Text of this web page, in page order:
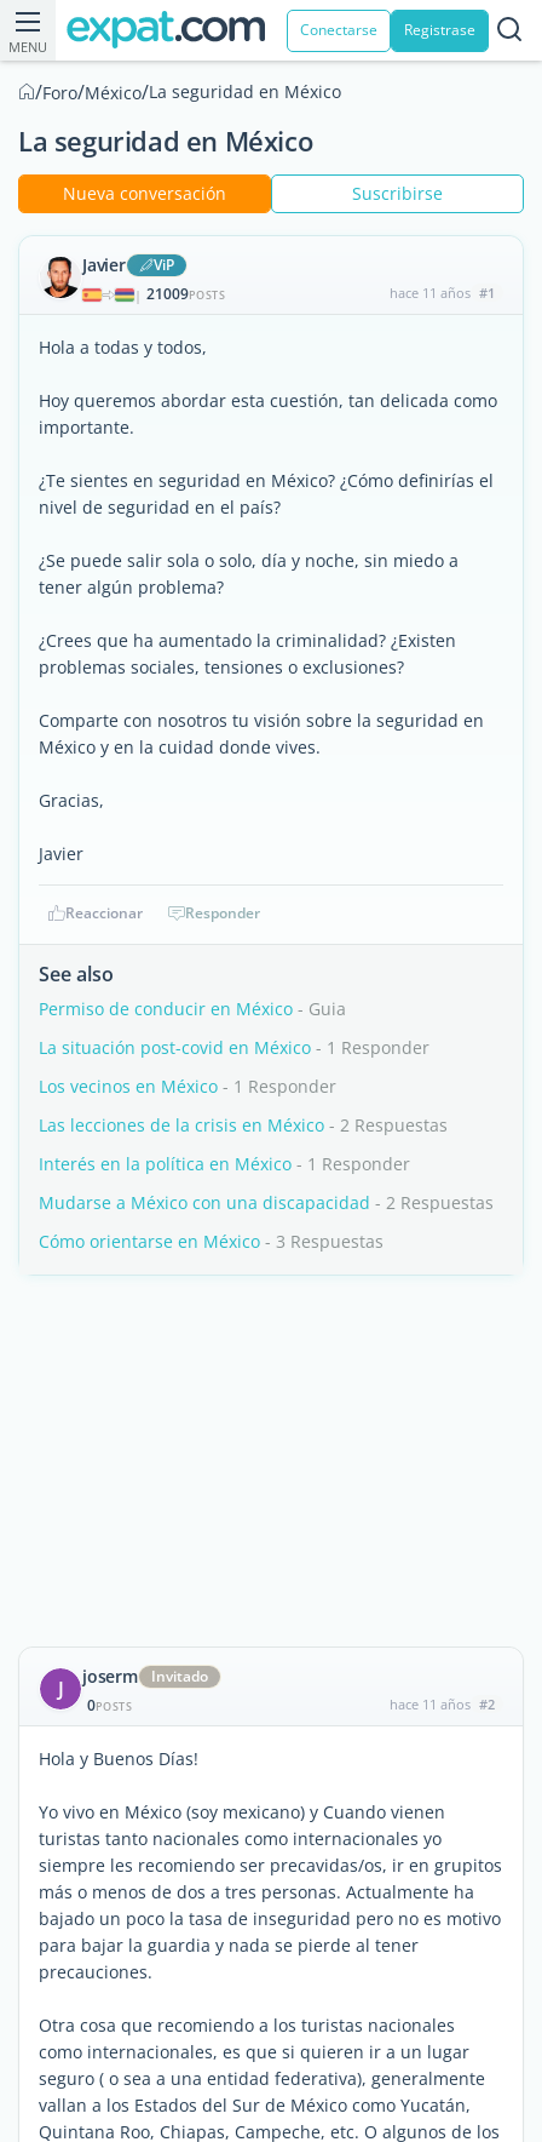
MENU
Conectarse Registrase
/Foro/México/La seguridad en México
La seguridad en México
Nueva conversación Suscribirse
Javier ViP
| 21009POSTS hace 11 años #1
Hola a todas y todos,
Hoy queremos abordar esta cuestión, tan delicada como
importante.
¿Te sientes en seguridad en México? ¿Cómo definirías el
nivel de seguridad en el país?
¿Se puede salir sola o solo, día y noche, sin miedo a
tener algún problema?
¿Crees que ha aumentado la criminalidad? ¿Existen
problemas sociales, tensiones o exclusiones?
Comparte con nosotros tu visión sobre la seguridad en
México y en la cuidad donde vives.
Gracias,
Javier
Reaccionar Responder
See also
Permiso de conducir en México - Guia
La situación post-covid en México - 1 Responder
Los vecinos en México - 1 Responder
Las lecciones de la crisis en México - 2 Respuestas
Interés en la política en México - 1 Responder
Mudarse a México con una discapacidad - 2 Respuestas
Cómo orientarse en México - 3 Respuestas
J joserm
Invitado
0POSTS hace 11 años #2
Hola y Buenos Días!
Yo vivo en México (soy mexicano) y Cuando vienen
turistas tanto nacionales como internacionales yo
siempre les recomiendo ser precavidas/os, ir en grupitos
más o menos de dos a tres personas. Actualmente ha
bajado un poco la tasa de inseguridad pero no es motivo
para bajar la guardia y nada se pierde al tener
precauciones.
Otra cosa que recomiendo a los turistas nacionales
como internacionales, es que si quieren ir a un lugar
seguro ( o sea a una entidad federativa), generalmente
vallan a los Estados del Sur de México como Yucatán,
Quintana Roo, Chiapas, Campeche, etc. O algunos de los